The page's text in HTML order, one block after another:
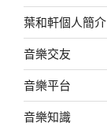
葉和軒個人簡介
音樂交友
音樂平台
音樂知識